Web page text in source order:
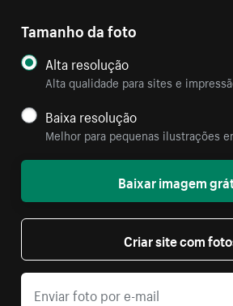
Tamanho da foto
Alta resolução
Alta qualidade para sites e
Baixa resolução
Melhor para pequenas ilustrações
Baixar imagem
Criar site com